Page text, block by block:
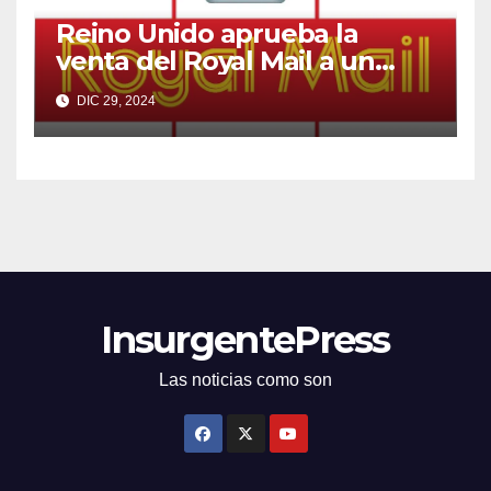
Reino Unido aprueba la
venta del Royal Mail a un
multimillonario checo
DIC 29, 2024
InsurgentePress
Las noticias como son